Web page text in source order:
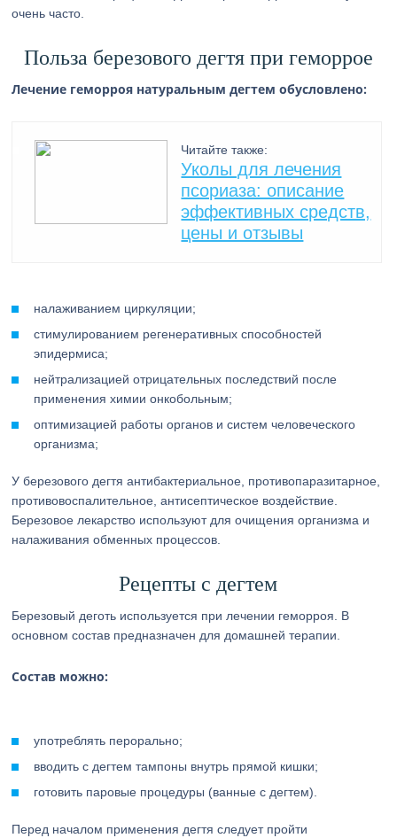
очень часто.
Польза березового дегтя при геморрое
Лечение геморроя натуральным дегтем обусловлено:
Читайте также:
Уколы для лечения
псориаза: описание
эффективных средств,
цены и отзывы
налаживанием циркуляции;
стимулированием регенеративных способностей
эпидермиса;
нейтрализацией отрицательных последствий после
применения химии онкобольным;
оптимизацией работы органов и систем человеческого
организма;
У березового дегтя антибактериальное, противопаразитарное,
противовоспалительное, антисептическое воздействие.
Березовое лекарство используют для очищения организма и
налаживания обменных процессов.
Рецепты с дегтем
Березовый деготь используется при лечении геморроя. В
основном состав предназначен для домашней терапии.
Состав можно:
употреблять перорально;
вводить с дегтем тампоны внутрь прямой кишки;
готовить паровые процедуры (ванные с дегтем).
Перед началом применения дегтя следует пройти